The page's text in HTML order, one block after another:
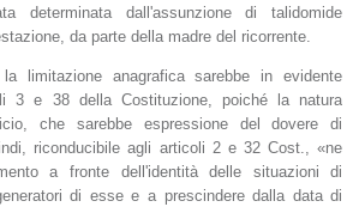
determinata dall'assunzione di talidomide
da parte della madre del ricorrente.
limitazione anagrafica sarebbe in evidente
3 e 38 della Costituzione, poiché la natura
che sarebbe espressione del dovere di
riconducibile agli articoli 2 e 32 Cost., «ne
a fronte dell'identità delle situazioni di
di esse e a prescindere dalla data di